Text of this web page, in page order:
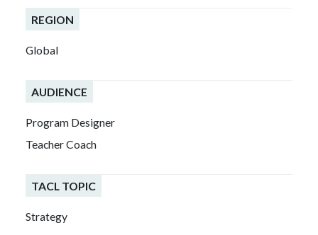
REGION
Global
AUDIENCE
Program Designer
Teacher Coach
TACL TOPIC
Strategy